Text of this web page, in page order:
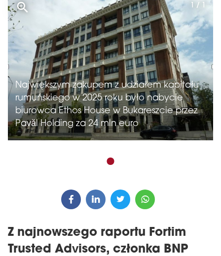
Największym zakupem z udziałem kapitału
rumuńskiego w 2025 roku było nabycie
biurowca Ethos House w Bukareszcie przez
Pavăl Holding za 24 mln euro
1 / 1
Z najnowszego raportu Fortim
Trusted Advisors, członka BNP